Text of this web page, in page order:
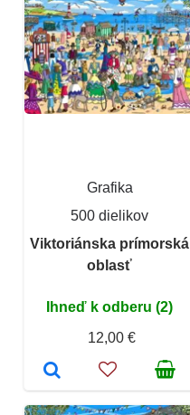
Grafika
500 dielikov
Viktoriánska prímorská
oblasť
Ihneď k odberu (2)
12,00 €